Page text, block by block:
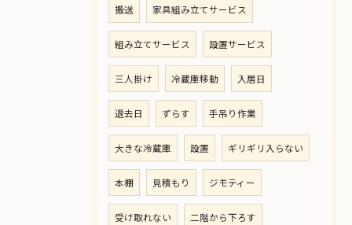
搬送 家具組み立てサービス
組み立てサービス 設置サービス
三人掛け 冷蔵庫移動 入居日
退去日 ずらす 手吊り作業
大きな冷蔵庫 設置 ギリギリ入らない
本棚 見積もり ジモティー
受け取れない 二階から下ろす